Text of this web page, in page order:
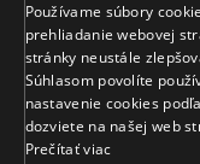
Naše klenotníctva
Sídlo spoločnosti
Používame súbory
prehliadanie webovej
stránky neustále
Súhlasom povolíte
nastavenie cookies
dozviete na našej web
Prečítať viac